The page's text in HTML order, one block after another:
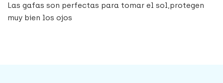
Las gafas son perfectas para tomar el sol,protegen
muy bien los ojos